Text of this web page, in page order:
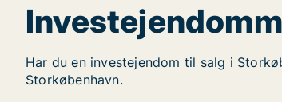
Har du en investejendom til salg i
Storkøbenhavn.